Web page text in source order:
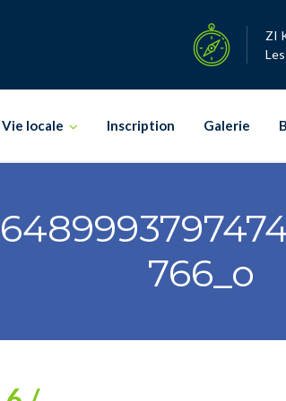
ZI
Vie locale Inscription Galerie
766_o